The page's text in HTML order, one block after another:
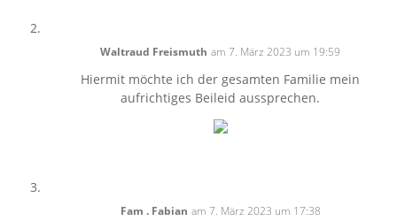
Waltraud Freismuth am 7. März 2023 um 19:59
Hiermit möchte ich der gesamten Familie mein
aufrichtiges Beileid aussprechen.
Fam . Fabian am 7. März 2023 um 17:38